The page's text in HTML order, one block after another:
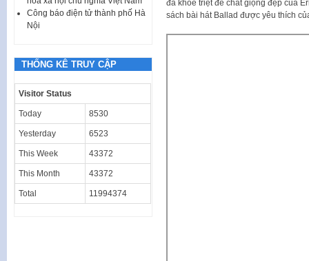
đã khoe triệt để chất giọng đẹp của
sách bài hát Ballad được yêu thích
Công báo điện tử thành phố Hà
Nội
THỐNG KÊ TRUY CẬP
Visitor Status
Today 8530
Yesterday 6523
This Week 43372
This Month 43372
Total 11994374